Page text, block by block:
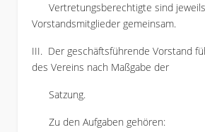
Vertretungsberechtigte sind
Vorstandsmitglieder gemeinsam.
III. Der geschäftsführende Vorstand
des Vereins nach Maßgabe der
Satzung.
Zu den Aufgaben gehören: